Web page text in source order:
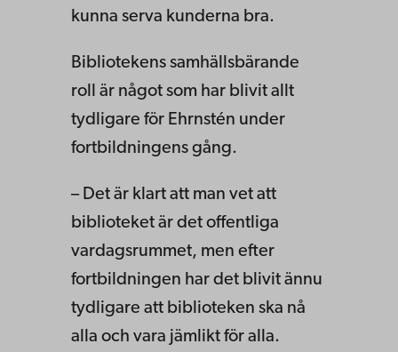
kunna serva kunderna bra.
Bibliotekens samhällsbärande
roll är något som har blivit allt
tydligare för Ehrnstén under
fortbildningens gång.
– Det är klart att man vet att
biblioteket är det offentliga
vardagsrummet, men efter
fortbildningen har det blivit ännu
tydligare att biblioteken ska nå
alla och vara jämlikt för alla.